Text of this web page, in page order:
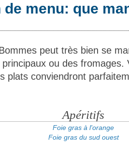
menu: que
peut très bien se
ou des fromages.
plats conviendront
Apéritifs
Foie gras à l'orange
Foie gras du sud ouest